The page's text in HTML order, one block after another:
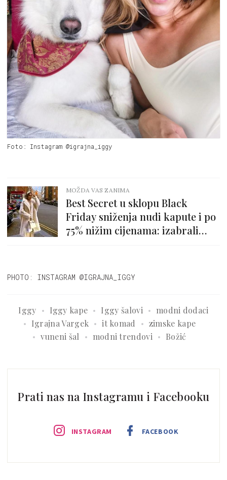
Foto: Instagram @igrajna_iggy
MOŽDA VAS ZANIMA
Best Secret u sklopu Black
Friday sniženja nudi kapute i po
75% nižim cijenama: izabrali
PHOTO: INSTAGRAM @IGRAJNA_IGGY
Iggy Iggy kape Iggy šalovi
modni dodaci
Igrajna Vargek
it komad
zimske kape
vuneni šal
modni trendovi Božić
Prati nas na Instagramu i Facebooku
INSTAGRAM FACEBOOK